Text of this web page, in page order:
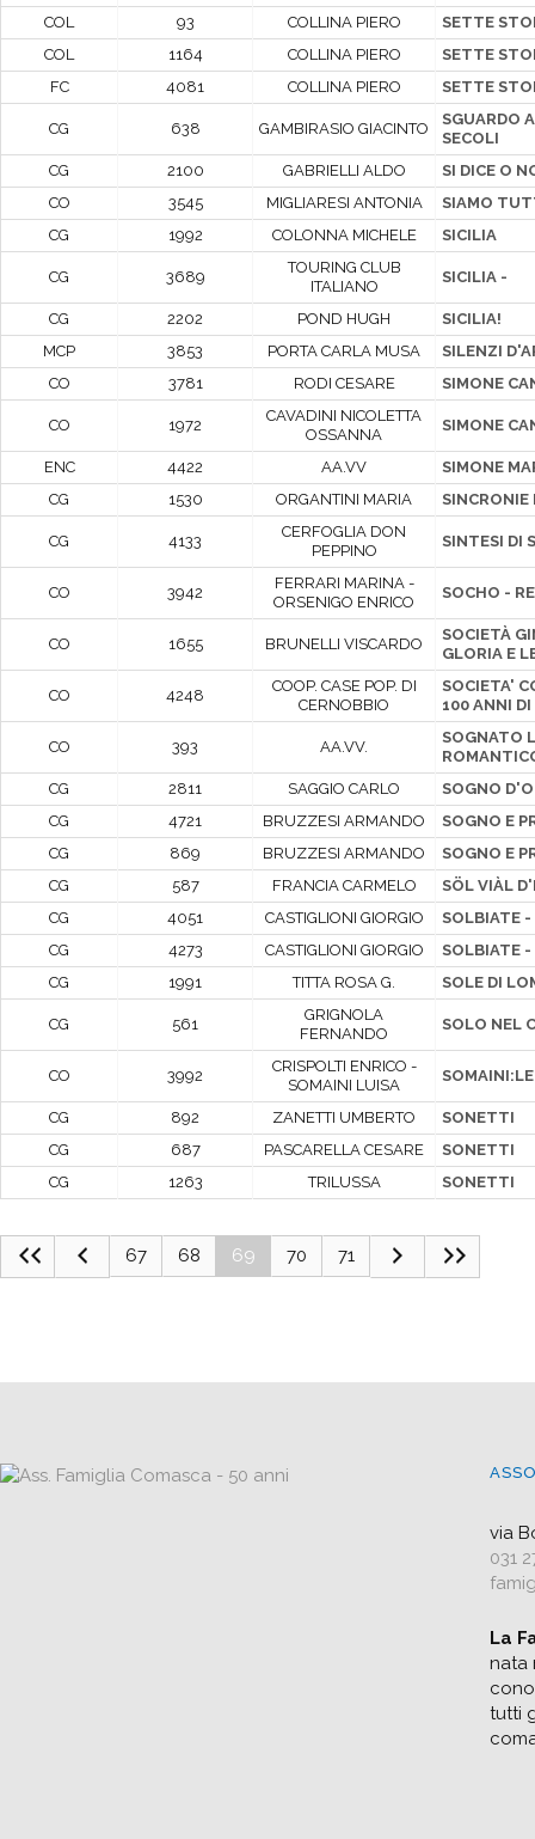
COL 93 COLLINA PIERO
SETTE
COL
1164 COLLINA PIERO
SETTE
FC
4081 COLLINA PIERO SETTE
CG 638 GAMBIRASIO GIACINTO
SGUARDO
SECOLI
CG
2100 GABRIELLI ALDO
SI DICE O
CO
3545 MIGLIARESI ANTONIA
SIAMO
CG
1992 COLONNA MICHELE SICILIA
CG 3689
TOURING CLUB
ITALIANO
SICILIA -
CG 2202 POND HUGH
SICILIA!
MCP
3853 PORTA CARLA MUSA
SILENZI
CO
3781 RODI CESARE SIMONE
CO 1972
CAVADINI NICOLETTA
OSSANNA
SIMONE
ENC 4422 AA.VV
SIMONE
CG
1530 ORGANTINI MARIA SINCRONIE
CG 4133
CERFOGLIA DON
PEPPINO
SINTESI DI
CO 3942
FERRARI MARINA -
ORSENIGO ENRICO
SOCHO -
CO 1655 BRUNELLI VISCARDO
SOCIETÀ
GLORIA E
CO 4248
COOP. CASE POP. DI
CERNOBBIO
SOCIETA'
100 ANNI
CO 393 AA.VV.
SOGNATO
CG
2811 SAGGIO CARLO
SOGNO
CG
4721 BRUZZESI ARMANDO
SOGNO E
CG
869 BRUZZESI ARMANDO
SOGNO E
CG
587 FRANCIA CARMELO
SÖL VIÀL
CG
4051 CASTIGLIONI GIORGIO
SOLBIATE -
CG
4273 CASTIGLIONI GIORGIO
SOLBIATE -
CG
1991 TITTA ROSA G. SOLE DI
CG 561
GRIGNOLA
FERNANDO
SOLO NEL
CO 3992
CRISPOLTI ENRICO -
SOMAINI LUISA
CG 892 ZANETTI UMBERTO
SONETTI
CG
687 PASCARELLA CESARE
SONETTI
CG
1263 TRILUSSA SONETTI
67 68 69 70 71
via
031
La
nata
tutti